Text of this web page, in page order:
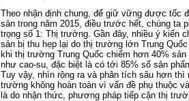
Theo nhận định chung, để giữ vững được tốc
sản trong năm 2015, điều trước hết, chúng ta
trọng số 1: Thị trường. Gần đây, nhiều ý kiến
sản bị thu hẹp lại do thị trường lớn Trung
khi thị trường Trung Quốc chiếm hơn 40%
như cao-su, đặc biệt là có tới 85% số sản
Tuy vậy, nhìn rộng ra và phân tích sâu hơn
trường không hoàn toàn vì vấn đề phụ thuộc
là do nhận thức, phương pháp tiếp cận thị